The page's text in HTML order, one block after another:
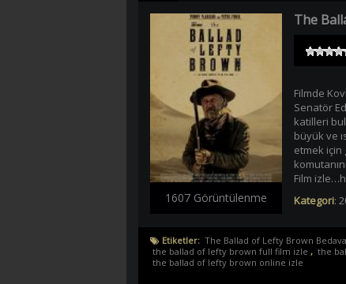
1607 Görüntülenme
The
Filmde
Senatör
katilleri
büyük ve
etmek için
Film
Kategori:
Etiketler: The Ballad of Lefty Brown
the ballad of lefty brown full film izle , the
the ballad of lefty brown online izle